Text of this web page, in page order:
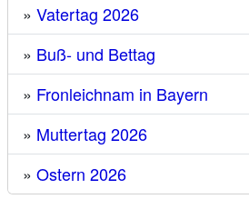
» Vatertag 2026
» Buß- und Bettag
» Fronleichnam in Bayern
» Muttertag 2026
» Ostern 2026